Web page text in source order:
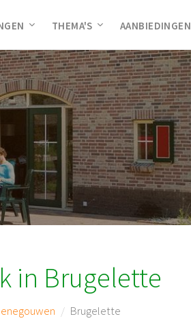
THEMA'S AANBIEDINGEN
in Brugelette
Brugelette